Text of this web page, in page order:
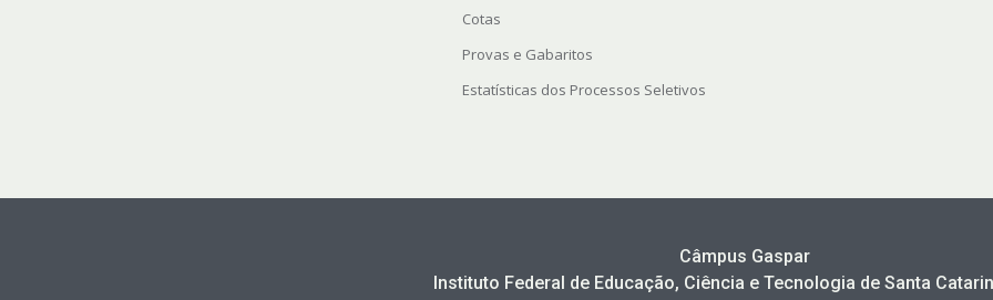
Cotas
Provas e Gabaritos
Estatísticas dos Processos Seletivos
Câmpus Gaspar
Instituto Federal de Educação, Ciência e Tecnologia de Santa